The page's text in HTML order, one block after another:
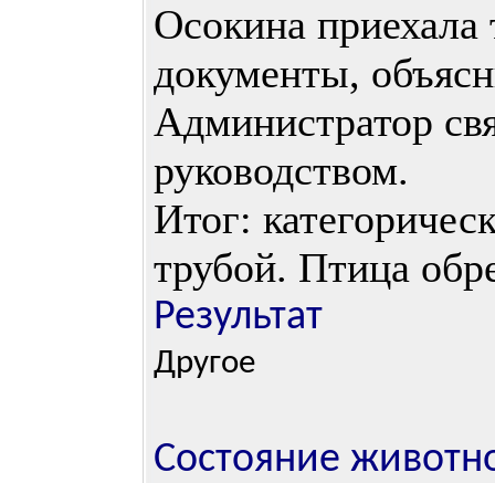
Осокина приехала
документы,
Администратор
руководством.
Итог:
трубой. Птица
Результат
Другое
Состояние